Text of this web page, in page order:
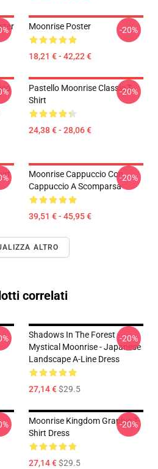
Moonrise Poster
18,21 € - 42,22 €
-20%
Pastello Moonrise Classic T-
Shirt
24,38 € - 28,06 €
-20%
Moonrise Cappuccio Con
Cappuccio A Scomparsa
39,51 € - 45,95 €
-20%
ALTRO
correlati
Shadows In The Forest -
Mystical Moonrise - Japanese
Landscape A-Line Dress
27,14 €$29.5
-20%
Moonrise Kingdom Graphic T-
Shirt Dress
27,14 €$29.5
-20%